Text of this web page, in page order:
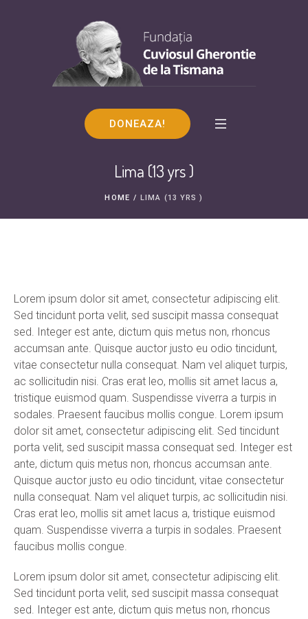
DONEAZA!
Lima (13 yrs )
HOME / LIMA (13 YRS )
Lorem ipsum dolor sit amet, consectetur adipiscing elit.
Sed tincidunt porta velit, sed suscipit massa consequat
sed. Integer est ante, dictum quis metus non, rhoncus
accumsan ante. Quisque auctor justo eu odio tincidunt,
vitae consectetur nulla consequat. Nam vel aliquet turpis,
ac sollicitudin nisi. Cras erat leo, mollis sit amet lacus a,
tristique euismod quam. Suspendisse viverra a turpis in
sodales. Praesent faucibus mollis congue. Lorem ipsum
dolor sit amet, consectetur adipiscing elit. Sed tincidunt
porta velit, sed suscipit massa consequat sed. Integer est
ante, dictum quis metus non, rhoncus accumsan ante.
Quisque auctor justo eu odio tincidunt, vitae consectetur
nulla consequat. Nam vel aliquet turpis, ac sollicitudin nisi.
Cras erat leo, mollis sit amet lacus a, tristique euismod
quam. Suspendisse viverra a turpis in sodales. Praesent
faucibus mollis congue.
Lorem ipsum dolor sit amet, consectetur adipiscing elit.
Sed tincidunt porta velit, sed suscipit massa consequat
sed. Integer est ante, dictum quis metus non, rhoncus